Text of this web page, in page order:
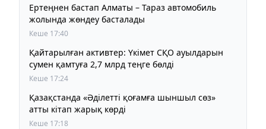
Ертеңнен бастап Алматы – Тараз автомобиль
жолында жөндеу басталады
Кеше 17:40
Қайтарылған активтер: Үкімет СҚО ауылдарын
сумен қамтуға 2,7 млрд теңге бөлді
Кеше 17:24
Қазақстанда «Әділетті қоғамға шыншыл сөз»
атты кітап жарық көрді
Кеше 17:18